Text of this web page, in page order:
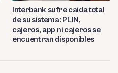
Interbank sufre caída total
de su sistema: PLIN,
cajeros, app ni cajeros se
encuentran disponibles